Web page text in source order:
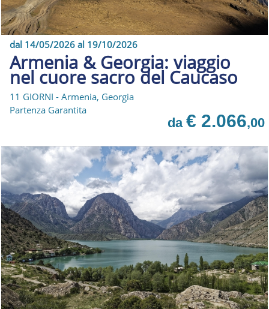
dal 14/05/2026 al 19/10/2026
Armenia & Georgia: viaggio
nel cuore sacro del Caucaso
11 GIORNI - Armenia, Georgia
Partenza Garantita
da € 2.066,00